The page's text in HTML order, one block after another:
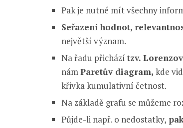
Pak je nutné mít všechny
Seřazení hodnot,
největší význam.
Na řadu přicházítzv.
námParetův diagram, kde
křivka kumulativní četnost.
Na základě grafu se můžeme
Půjde-li např. o nedostatky,